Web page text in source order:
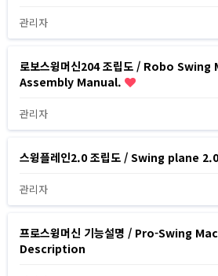
관리자
로보스윙머신204 조립도 / Robo
Assembly Manual.
관리자
스윙플레인2.0 조립도 / Swing plane
관리자
프로스윙머신 기능설명 / Pro-Swing
Description